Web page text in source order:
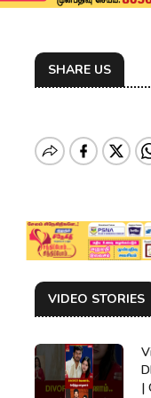
SHARE US
VIDEO STORIES
|